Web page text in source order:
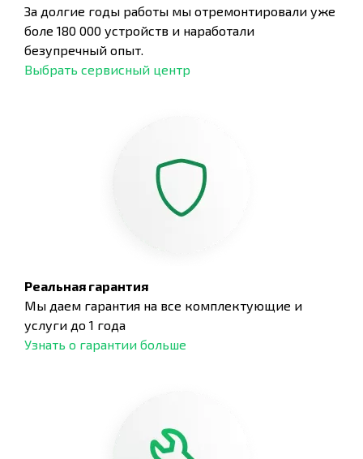
За долгие годы работы мы отремонтировали уже
боле 180 000 устройств и наработали
безупречный опыт.
Выбрать сервисный центр
Реальная гарантия
Мы даем гарантия на все комплектующие и
услуги до 1 года
Узнать о гарантии больше